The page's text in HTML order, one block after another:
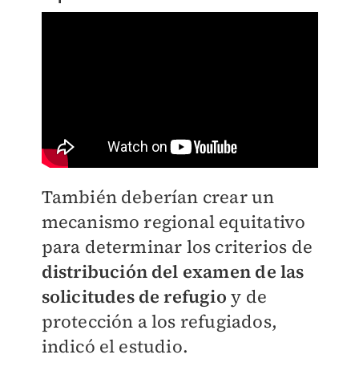
También deberían crear un
mecanismo regional equitativo
para determinar los criterios de
distribución del examen de las
solicitudes de refugioy de
protección a los refugiados,
indicó el estudio.